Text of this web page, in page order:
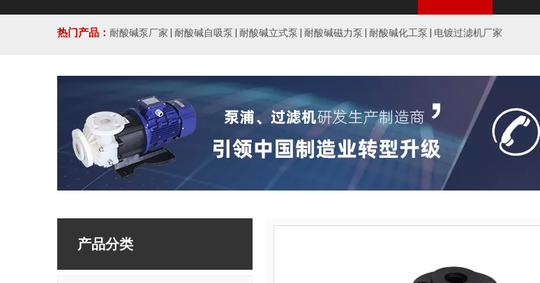
热门产品： 耐酸碱泵厂家 | 耐酸碱自吸泵 | 耐酸碱立式泵 | 耐酸碱磁力泵 | 耐酸碱化工泵 | 电镀过滤机厂家
产品分类